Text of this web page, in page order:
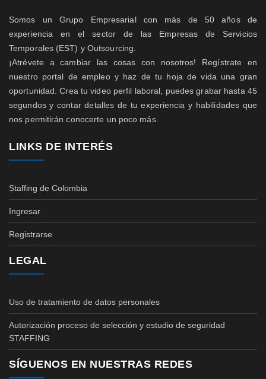
Somos un Grupo Empresarial con más de 50 años de
experiencia en el sector de las Empresas de Servicios
Temporales (EST) y Outsourcing.
¡Atrévete a cambiar las cosas con nosotros! Regístrate en
nuestro portal de empleo y haz de tu hoja de vida una gran
oportunidad. Crea tu video perfil laboral, puedes grabar hasta 45
segundos y contar detalles de tu experiencia y habilidades que
nos permitirán conocerte un poco más.
LINKS DE INTERÉS
Staffing de Colombia
Ingresar
Registrarse
LEGAL
Uso de tratamiento de datos personales
Autorización proceso de selección y estudio de seguridad
STAFFING
SÍGUENOS EN NUESTRAS REDES